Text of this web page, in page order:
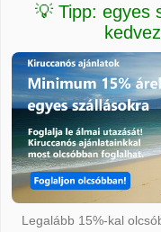
💡 Tipp: egyes
Legalább 15%-kal